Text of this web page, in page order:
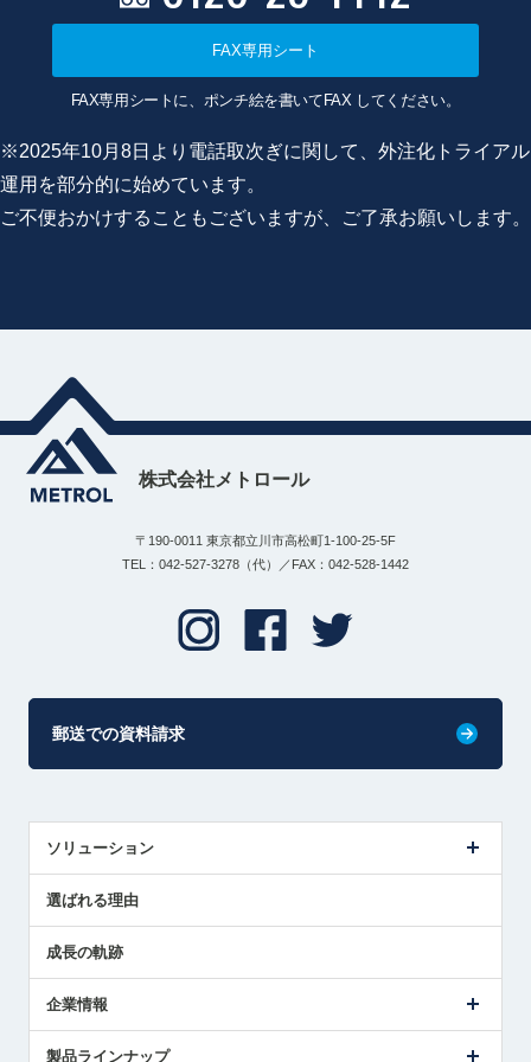
FAX専用シート
FAX専用シートに、ポンチ絵を書いてFAX してください。
※2025年10月8日より電話取次ぎに関して、外注化トライアル
運用を部分的に始めています。
ご不便おかけすることもございますが、ご了承お願いします。
株式会社メトロール
〒190-0011 東京都立川市高松町1-100-25-5F
TEL：042-527-3278（代）／FAX：042-528-1442
郵送での資料請求
ソリューション
解決策提案
選ばれる理由
成長の軌跡
企業情報
製品ラインナップ